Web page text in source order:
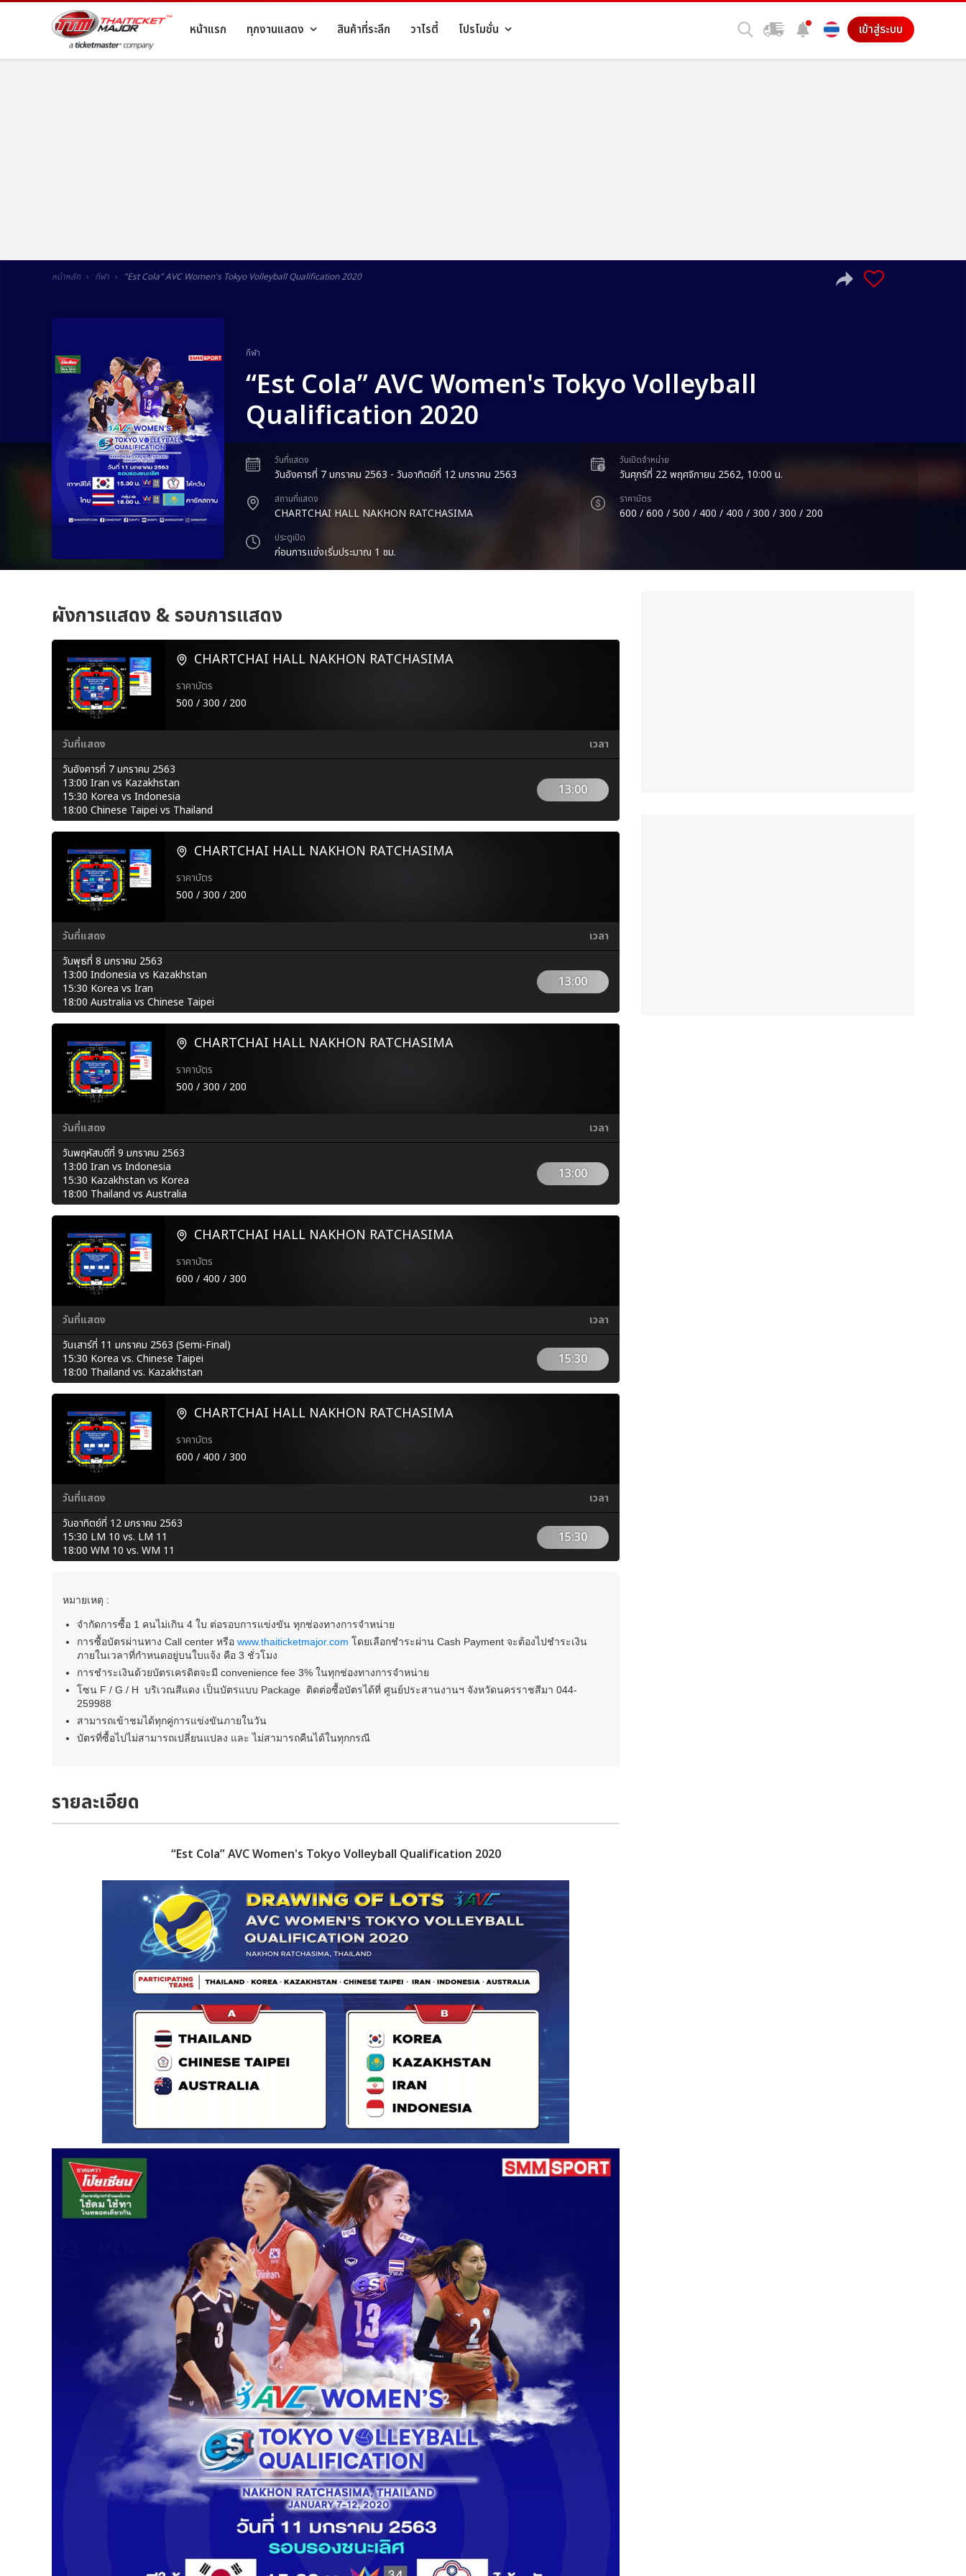
หน้าแรก ทุกงานแสดง สินค้าที่ระลึก วาไรตี้ โปรโมชั่น เข้าสู่ระบบ
หน้าหลัก กีฬา "Est Cola" AVC Women's Tokyo Volleyball Qualification 2020
กีฬา
“Est Cola” AVC Women's Tokyo Volleyball
Qualification 2020
วันที่แสดง
วันอังคารที่ 7 มกราคม 2563 - วันอาทิตย์ที่ 12 มกราคม 2563
สถานที่แสดง
CHARTCHAI HALL NAKHON RATCHASIMA
ประตูเปิด
ก่อนการแข่งเริ่มประมาณ 1 ชม.
วันเปิดจำหน่าย
วันศุกร์ที่ 22 พฤศจิกายน 2562, 10:00 น.
ราคาบัตร
600 / 600 / 500 / 400 / 400 / 300 / 300 / 200
ผังการแสดง & รอบการแสดง
CHARTCHAI HALL NAKHON RATCHASIMA
ราคาบัตร
500 / 300 / 200
วันที่แสดง
เวลา
วันอังคารที่ 7 มกราคม 2563
13:00 Iran vs Kazakhstan
15:30 Korea vs Indonesia
18:00 Chinese Taipei vs Thailand
13:00
CHARTCHAI HALL NAKHON RATCHASIMA
ราคาบัตร
500 / 300 / 200
วันที่แสดง
เวลา
วันพุธที่ 8 มกราคม 2563
13:00 Indonesia vs Kazakhstan
15:30 Korea vs Iran
18:00 Australia vs Chinese Taipei
13:00
CHARTCHAI HALL NAKHON RATCHASIMA
ราคาบัตร
500 / 300 / 200
วันที่แสดง
เวลา
วันพฤหัสบดีที่ 9 มกราคม 2563
13:00 Iran vs Indonesia
15:30 Kazakhstan vs Korea
18:00 Thailand vs Australia
13:00
CHARTCHAI HALL NAKHON RATCHASIMA
ราคาบัตร
600 / 400 / 300
วันที่แสดง
เวลา
วันเสาร์ที่ 11 มกราคม 2563 (Semi-Final)
15:30 Korea vs. Chinese Taipei
18:00 Thailand vs. Kazakhstan
15:30
CHARTCHAI HALL NAKHON RATCHASIMA
ราคาบัตร
600 / 400 / 300
วันที่แสดง
เวลา
วันอาทิตย์ที่ 12 มกราคม 2563
15:30 LM 10 vs. LM 11
18:00 WM 10 vs. WM 11
15:30
หมายเหตุ :
จำกัดการซื้อ 1 คนไม่เกิน 4 ใบ ต่อรอบการแข่งขัน ทุกช่องทางการจำหน่าย
การซื้อบัตรผ่านทาง Call center หรือ www.thaiticketmajor.com โดยเลือกชำระผ่าน Cash Payment จะต้องไปชำระเงิน
ภายในเวลาที่กำหนดอยู่บนใบแจ้ง คือ 3 ชั่วโมง
การชำระเงินด้วยบัตรเครดิตจะมี convenience fee 3% ในทุกช่องทางการจำหน่าย
โซน F / G / H บริเวณสีแดง เป็นบัตรแบบ Package ติดต่อซื้อบัตรได้ที่ ศูนย์ประสานงานฯ จังหวัดนครราชสีมา 044-
259988
สามารถเข้าชมได้ทุกคู่การแข่งขันภายในวัน
บัตรที่ซื้อไปไม่สามารถเปลี่ยนแปลง และ ไม่สามารถคืนได้ในทุกกรณี
รายละเอียด
“Est Cola” AVC Women's Tokyo Volleyball Qualification 2020